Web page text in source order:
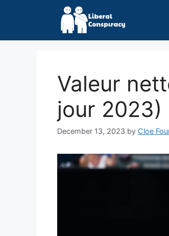
Valeur
jour 2023)
December 13, 2023 by Cloe